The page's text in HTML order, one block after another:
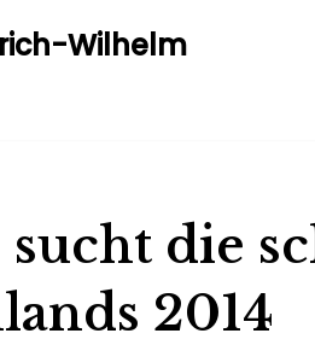
Wilhelm
die
2014